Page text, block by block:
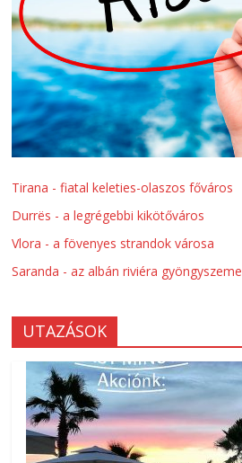
Tirana - fiatal keleties-olaszos főváros
Durrës - a legrégebbi kikötőváros
Vlora - a fövenyes strandok városa
Saranda - az albán riviéra gyöngyszeme
UTAZÁSOK